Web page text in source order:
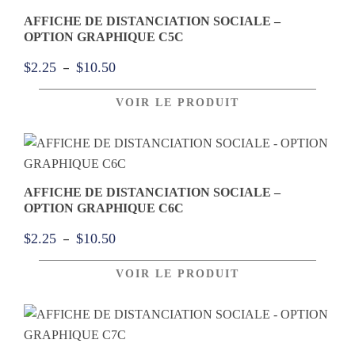
AFFICHE DE DISTANCIATION SOCIALE –
OPTION GRAPHIQUE C5C
$2.25 – $10.50Plage
de
prix :
$2.25
à
VOIR LE PRODUIT
AFFICHE DE DISTANCIATION SOCIALE –
OPTION GRAPHIQUE C6C
$2.25 – $10.50Plage
de
prix :
$2.25
à
VOIR LE PRODUIT